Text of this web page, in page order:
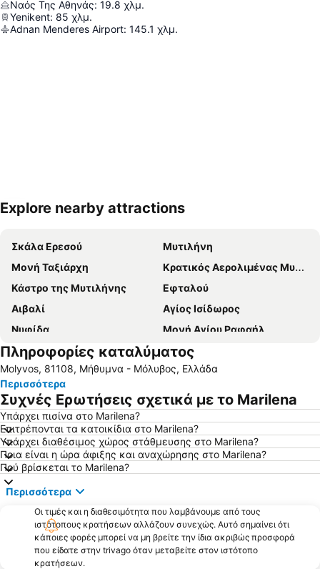
Ναός Της Αθηνάς: 19.8 χλμ.
Yenikent: 85 χλμ.
Adnan Menderes Airport: 145.1 χλμ.
Ανάπτυξη χάρτη
Explore nearby attractions
Σκάλα Ερεσού
Μυτιλήνη
Μονή Ταξιάρχη
Κρατικός Αερολιμένας Μυτιλήνης Οδυσσέας Ελύτης
Κάστρο της Μυτιλήνης
Εφταλού
Αιβαλί
Αγίος Ισίδωρος
Νυφίδα
Μονή Αγίου Ραφαήλ
Άναξος
Βατερά
Κάστρο Μολύβου
Παραδοσιακός Οικισμός Αγιάσου
Απολιθωμένο Δάσος Λέσβου
Παραδοσιακός οικισμός Μολύβου
Μουσείο Ελιάς Λέσβου
Κανόνι
Τσόνια
Μελίντα
Αμμουδέλι
Παραδοσιακός Οικισμός Πέτρας
Πανηγύρι Ταξιάρχη Μανταμάδου
Παραδοσιακός Οικισμός Παναγιούδας
Cunda Island
Ayvacik
Αρχαίο Θέατρο
Sarimsakli Beach
Λιμανάκι Άσσου
Το πανηγύρι των Μιστεγνών Παραδοσιακός Οικισμός Μόριας
Πληροφορίες καταλύματος
Molyvos, 81108, Μήθυμνα - Μόλυβος, Ελλάδα
Περισσότερα
Συχνές Ερωτήσεις σχετικά με το Marilena
Υπάρχει πισίνα στο Marilena?
Επιτρέπονται τα κατοικίδια στο Marilena?
Υπάρχει διαθέσιμος χώρος στάθμευσης στο Marilena?
Ποια είναι η ώρα άφιξης και αναχώρησης στο Marilena?
Πού βρίσκεται το Marilena?
Περισσότερα
Οι τιμές και η διαθεσιμότητα που λαμβάνουμε από τους
ιστότοπους κρατήσεων αλλάζουν συνεχώς. Αυτό σημαίνει ότι
κάποιες φορές μπορεί να μη βρείτε την ίδια ακριβώς προσφορά
που είδατε στην trivago όταν μεταβείτε στον ιστότοπο
κρατήσεων.